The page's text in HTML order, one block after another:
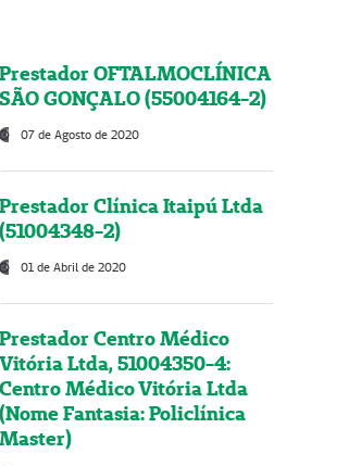
Prestador OFTALMOCLÍNICA
SÃO GONÇALO (55004164-2)
07 de Agosto de 2020
Prestador Clínica Itaipú Ltda
(51004348-2)
01 de Abril de 2020
Prestador Centro Médico
Vitória Ltda, 51004350-4:
Centro Médico Vitória Ltda
(Nome Fantasia: Policlínica
Master)